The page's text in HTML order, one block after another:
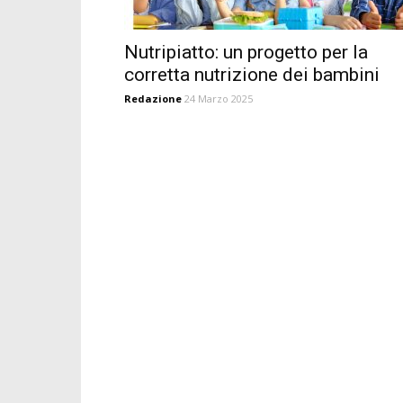
Nutripiatto: un progetto per la
corretta nutrizione dei bambini
Redazione 24 Marzo 2025